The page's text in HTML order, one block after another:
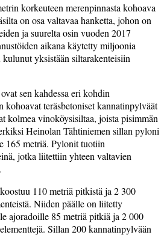
korkeuteen merenpinnasta kohoava
on osa valtavaa hanketta, johon on
ja suurelta osin vuoden 2017
aikana käytetty miljoonia
yksistään siltarakenteisiin
sen kahdessa eri kohdin
teräsbetoniset kannatinpylväät
kolmea vinoköysisiltaa, joista pisimmän
Heinolan Tähtiniemen sillan pyloni
165 metriä. Pylonit tuotiin
jotka liitettiin yhteen valtavien
110 metriä pitkistä ja 2 300
Niiden päälle on liitetty
ajoradoille 85 metriä pitkiä ja 2 000
Sillan 200 kannatinpylvään